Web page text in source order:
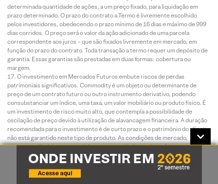
determinada quantidade de ações, a um preço fixado, para liquidação em
prazo determinado. O prazo do contrato a Termo é livremente escolhido
pelos investidores, obedecendo o prazo mínimo de 16 dias e máximo de 999
dias corridos. O preço será o valor da ação adicionado de uma parcela
correspondente aos juros – que são fixados livremente em mercado, em
função do prazo do contrato. Toda transação a termo requer um depósito de
garantia. Essas garantias são prestadas em duas formas: cobertura ou
margem.
O investimento em Mercados Futuros embute riscos de perdas
patrimoniais significativos. Commodity é um objeto ou determinante de
preço de um contrato futuro ou outro instrumento derivativo, podendo
consubstanciar um índice, uma taxa, um valor mobiliário ou produto físico. É
um investimento de risco muito alto, que contempla a possibilidade de
oscilação de preço devido à utilização de alavancagem financeira. A duração
recomendada para o investimento é de curto prazo e o patrimônio do cliente
não está garantido neste tipo de produto. As condições de mercado,
mudanças climáticas e o cenário macroeconômico podem afetar o
desempenho do investimento.
ESTA INSTITUIÇÃO É ADERENTE AO CÓDIGO ANBIMA DE
DISTRIBUIÇÃO DE PRODUTOS DE INVESTIMENTO.